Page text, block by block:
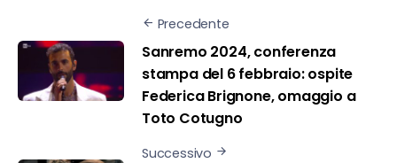
Precedente
Sanremo 2024, conferenza
stampa del 6 febbraio: ospite
Federica Brignone, omaggio a
Toto Cotugno
Successivo